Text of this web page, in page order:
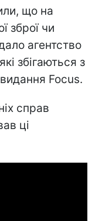
що на
зброї чи
агентство
збігаються з
Focus.
справ
ці